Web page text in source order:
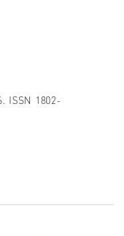
ISSN 1802-